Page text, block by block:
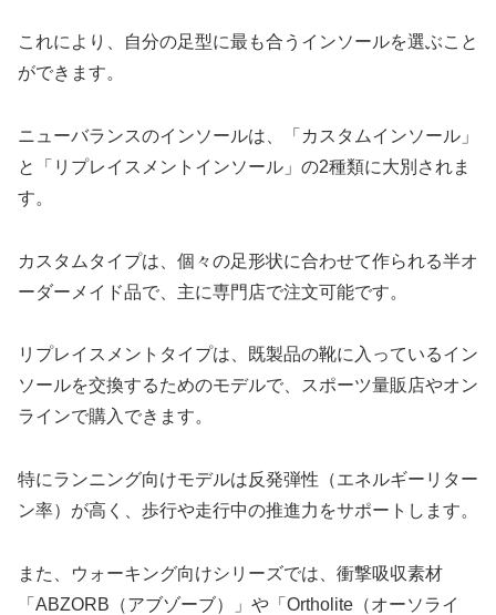
これにより、自分の足型に最も合うインソールを選ぶこと
ができます。
ニューバランスのインソールは、「カスタムインソール」
と「リプレイスメントインソール」の2種類に大別されま
す。
カスタムタイプは、個々の足形状に合わせて作られる半オ
ーダーメイド品で、主に専門店で注文可能です。
リプレイスメントタイプは、既製品の靴に入っているイン
ソールを交換するためのモデルで、スポーツ量販店やオン
ラインで購入できます。
特にランニング向けモデルは反発弾性（エネルギーリター
ン率）が高く、歩行や走行中の推進力をサポートします。
また、ウォーキング向けシリーズでは、衝撃吸収素材
「ABZORB（アブゾーブ）」や「Ortholite（オーソライ